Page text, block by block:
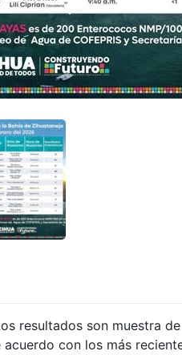
resultados son muestra
con los más